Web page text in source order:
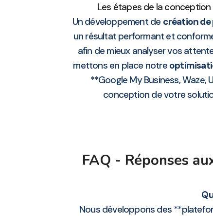
Les étapes de la
Un développement de création de
un résultat performant et
afin de mieux analyser vos
mettons en place notre
**Google My Business, Waze,
conception de votre
FAQ - Réponses
Nous développons des